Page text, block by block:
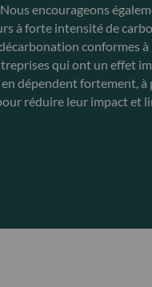
encourageons
à forte intensité de
conformes à
qui ont un effet
dépendent fortement, à
réduire leur impact et